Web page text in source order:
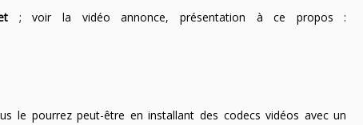
; voir la vidéo annonce, présentation à ce propos :
le pourrez peut-être en installant des codecs vidéos avec un